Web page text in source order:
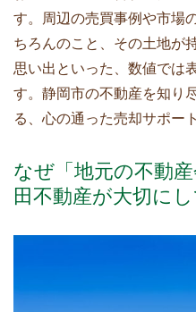
す。周辺の売買事例や市場
ちろんのこと、その土地が
思い出といった、数値では
す。静岡市の不動産を知り
る、心の通った売却サポー
なぜ「地元の不動
田不動産が大切に